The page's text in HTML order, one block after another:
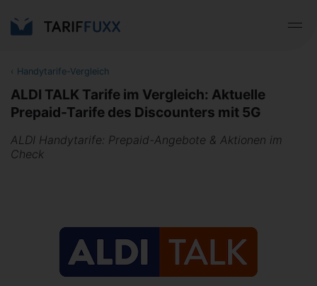
‹ Handytarife-Vergleich
ALDI TALK Tarife im Vergleich: Aktuelle
Prepaid-Tarife des Discounters mit 5G
ALDI Handytarife: Prepaid-Angebote & Aktionen im
Check